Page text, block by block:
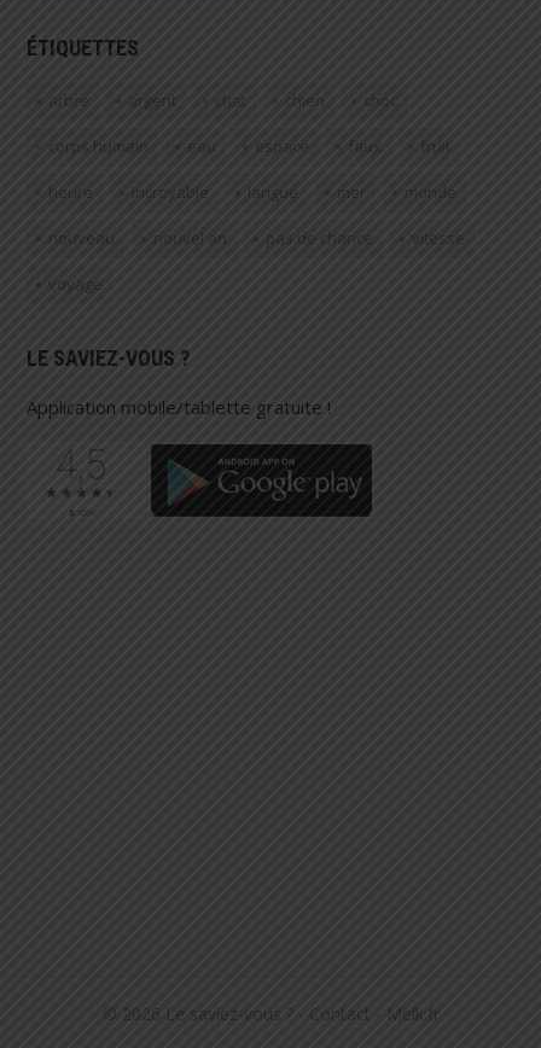
ÉTIQUETTES
arbre argent chat chien choc
corps humain eau espace faux fruit
heure incroyable langue mer monde
nouveau nouvel an pas de chance vitesse
voyage
LE SAVIEZ-VOUS ?
Application mobile/tablette gratuite !
© 2026 Le saviez-vous ?- Contact - Melk.fr